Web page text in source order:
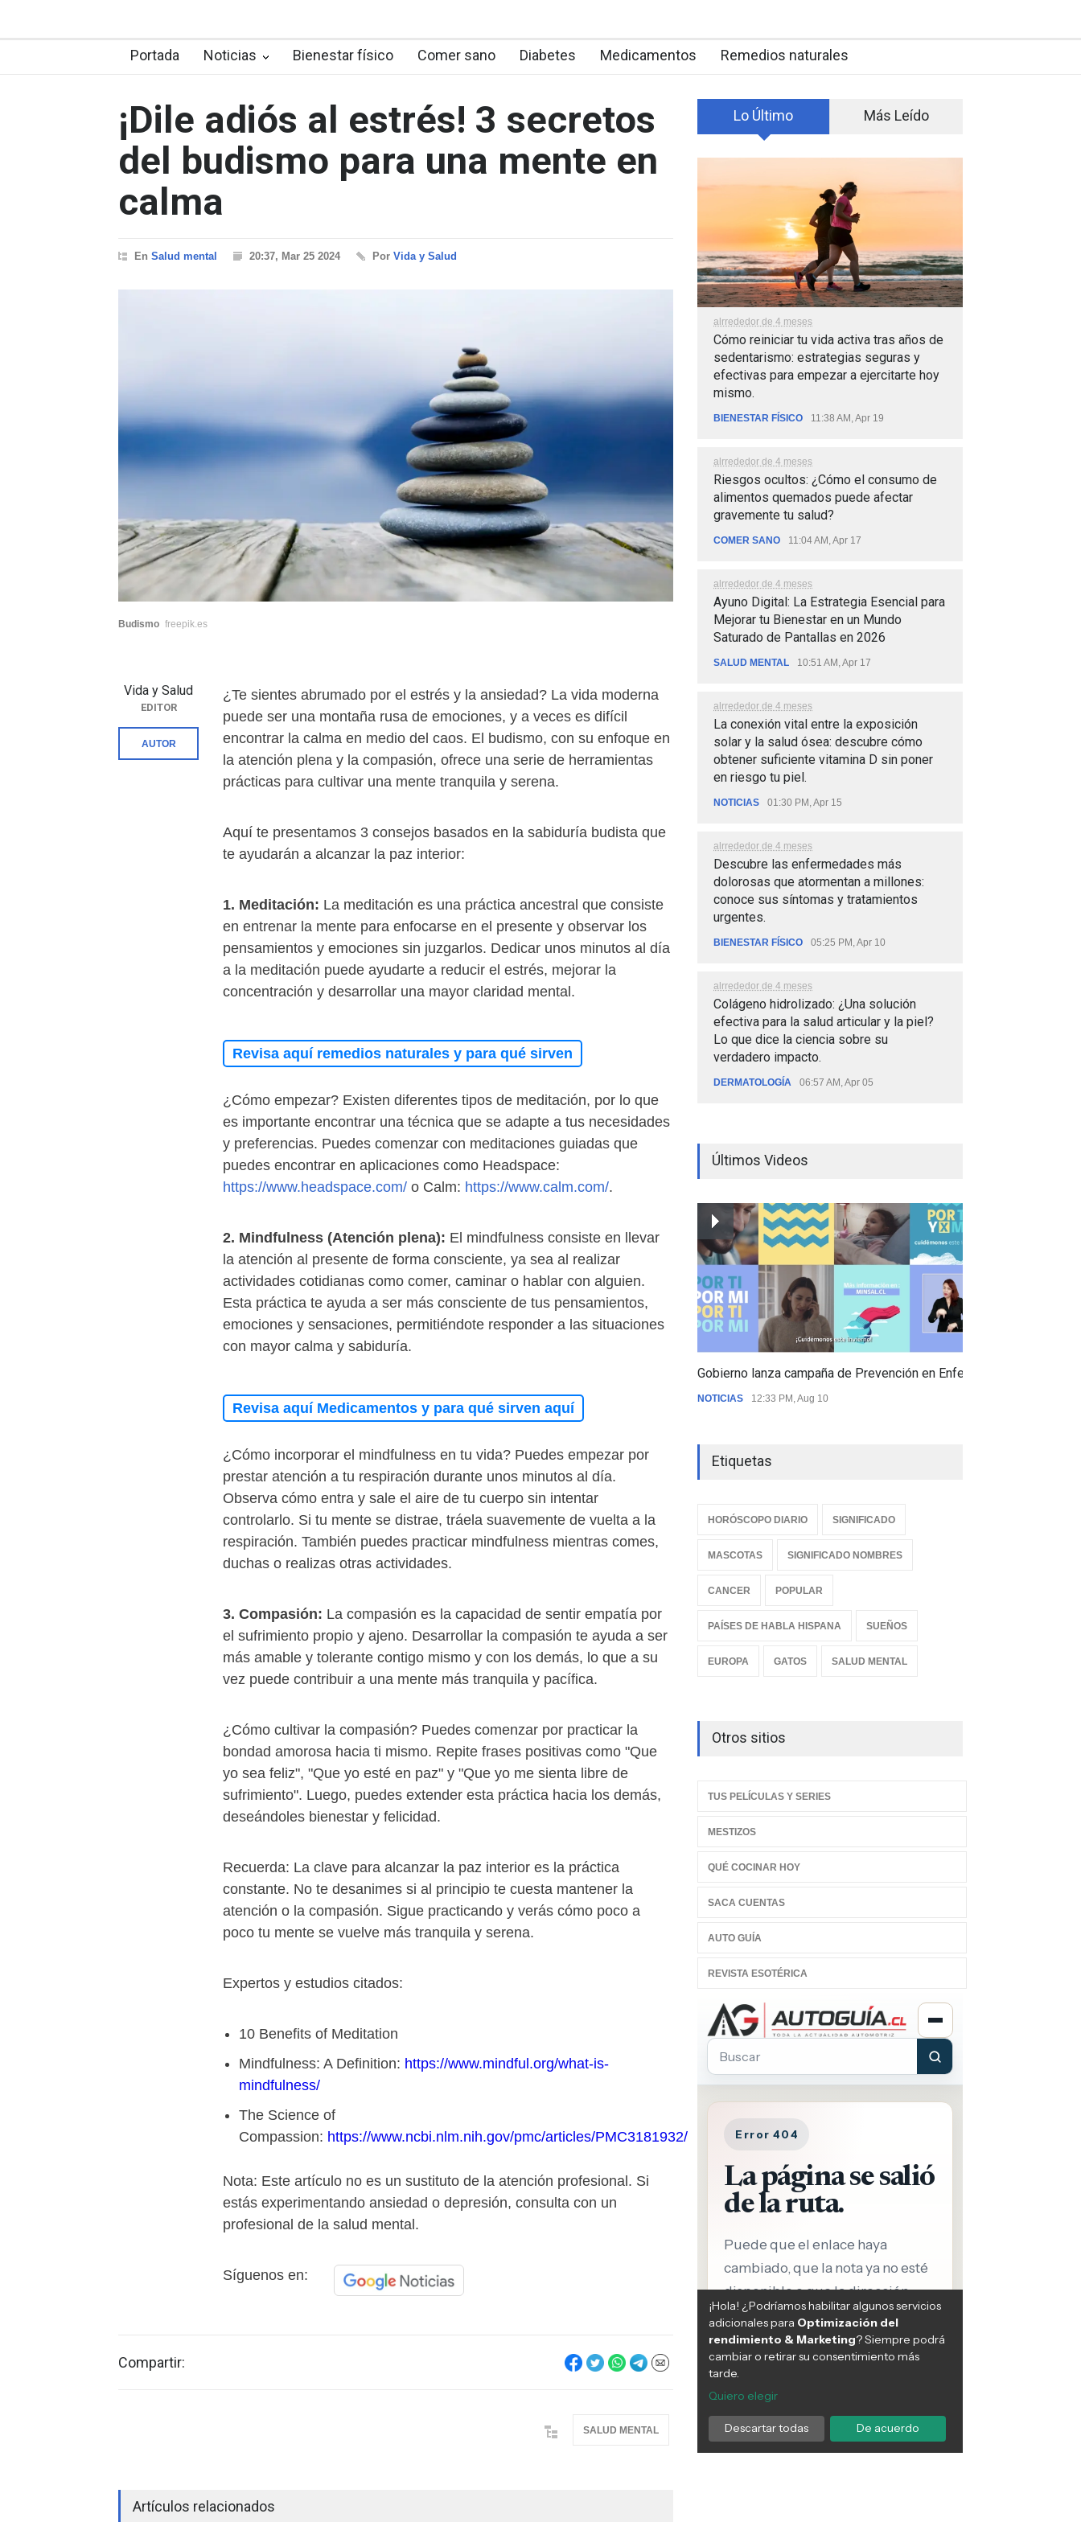
Portada Noticias Bienestar físico Comer sano Diabetes Medicamentos Remedios naturales
¡Dile adiós al estrés! 3 secretos
del budismo para una mente en
calma
En Salud mental 20:37, Mar 25 2024 Por Vida y Salud
Budismo freepik.es
¿Te sientes abrumado por el estrés y la ansiedad? La vida moderna
puede ser una montaña rusa de emociones, y a veces es difícil
encontrar la calma en medio del caos. El budismo, con su enfoque en
la atención plena y la compasión, ofrece una serie de herramientas
prácticas para cultivar una mente tranquila y serena.
Aquí te presentamos 3 consejos basados en la sabiduría budista que
te ayudarán a alcanzar la paz interior:
1. Meditación: La meditación es una práctica ancestral que consiste
en entrenar la mente para enfocarse en el presente y observar los
pensamientos y emociones sin juzgarlos. Dedicar unos minutos al día
a la meditación puede ayudarte a reducir el estrés, mejorar la
concentración y desarrollar una mayor claridad mental.
Revisa aquí remedios naturales y para qué sirven
¿Cómo empezar? Existen diferentes tipos de meditación, por lo que
es importante encontrar una técnica que se adapte a tus necesidades
y preferencias. Puedes comenzar con meditaciones guiadas que
puedes encontrar en aplicaciones como Headspace:
https://www.headspace.com/ o Calm: https://www.calm.com/.
2. Mindfulness (Atención plena): El mindfulness consiste en llevar
la atención al presente de forma consciente, ya sea al realizar
actividades cotidianas como comer, caminar o hablar con alguien.
Esta práctica te ayuda a ser más consciente de tus pensamientos,
emociones y sensaciones, permitiéndote responder a las situaciones
con mayor calma y sabiduría.
Revisa aquí Medicamentos y para qué sirven aquí
¿Cómo incorporar el mindfulness en tu vida? Puedes empezar por
prestar atención a tu respiración durante unos minutos al día.
Observa cómo entra y sale el aire de tu cuerpo sin intentar
controlarlo. Si tu mente se distrae, tráela suavemente de vuelta a la
respiración. También puedes practicar mindfulness mientras comes,
duchas o realizas otras actividades.
3. Compasión: La compasión es la capacidad de sentir empatía por
el sufrimiento propio y ajeno. Desarrollar la compasión te ayuda a ser
más amable y tolerante contigo mismo y con los demás, lo que a su
vez puede contribuir a una mente más tranquila y pacífica.
¿Cómo cultivar la compasión? Puedes comenzar por practicar la
bondad amorosa hacia ti mismo. Repite frases positivas como "Que
yo sea feliz", "Que yo esté en paz" y "Que yo me sienta libre de
sufrimiento". Luego, puedes extender esta práctica hacia los demás,
deseándoles bienestar y felicidad.
Recuerda: La clave para alcanzar la paz interior es la práctica
constante. No te desanimes si al principio te cuesta mantener la
atención o la compasión. Sigue practicando y verás cómo poco a
poco tu mente se vuelve más tranquila y serena.
Expertos y estudios citados:
10 Benefits of Meditation
Mindfulness: A Definition: https://www.mindful.org/what-is-
mindfulness/
The Science of
Compassion: https://www.ncbi.nlm.nih.gov/pmc/articles/PMC3181932/
Nota: Este artículo no es un sustituto de la atención profesional. Si
estás experimentando ansiedad o depresión, consulta con un
profesional de la salud mental.
Síguenos en:
Vida y Salud
EDITOR
AUTOR
Compartir:
SALUD MENTAL
Artículos relacionados
Lo Último Más Leído
alrrededor de 4 meses
Cómo reiniciar tu vida activa tras años de
sedentarismo: estrategias seguras y
efectivas para empezar a ejercitarte hoy
mismo.
BIENESTAR FÍSICO 11:38 AM, Apr 19
alrrededor de 4 meses
Riesgos ocultos: ¿Cómo el consumo de
alimentos quemados puede afectar
gravemente tu salud?
COMER SANO 11:04 AM, Apr 17
alrrededor de 4 meses
Ayuno Digital: La Estrategia Esencial para
Mejorar tu Bienestar en un Mundo
Saturado de Pantallas en 2026
SALUD MENTAL 10:51 AM, Apr 17
alrrededor de 4 meses
La conexión vital entre la exposición
solar y la salud ósea: descubre cómo
obtener suficiente vitamina D sin poner
en riesgo tu piel.
NOTICIAS 01:30 PM, Apr 15
alrrededor de 4 meses
Descubre las enfermedades más
dolorosas que atormentan a millones:
conoce sus síntomas y tratamientos
urgentes.
BIENESTAR FÍSICO 05:25 PM, Apr 10
alrrededor de 4 meses
Colágeno hidrolizado: ¿Una solución
efectiva para la salud articular y la piel?
Lo que dice la ciencia sobre su
verdadero impacto.
DERMATOLOGÍA 06:57 AM, Apr 05
Últimos Videos
Gobierno lanza campaña de Prevención en Enfermedades
NOTICIAS 12:33 PM, Aug 10
Etiquetas
HORÓSCOPO DIARIO SIGNIFICADO
MASCOTAS SIGNIFICADO NOMBRES
CANCER POPULAR
PAÍSES DE HABLA HISPANA SUEÑOS
EUROPA GATOS SALUD MENTAL
Otros sitios
TUS PELÍCULAS Y SERIES
MESTIZOS
QUÉ COCINAR HOY
SACA CUENTAS
AUTO GUÍA
REVISTA ESOTÉRICA